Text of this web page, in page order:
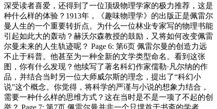
深受读者喜爱，还得到了一位顶级物理学家的极力推荐，这是
种什么样的体验？1913年，《趣味物理学》的出版正是佩雷尔
曼人生的一个重要转折点。为什么一位林业专家写的物理书能
引起如此大的轰动？赫沃尔森教授的鼓励，又将如何改变佩雷
尔曼未来的人生轨迹呢？ Page 6: 第6页 佩雷尔曼的创造力远
不止于科普。他甚至为一种全新的文学类型命名。看到这张
图，你有什么发现？他续写了著名科幻作家儒勒·凡尔纳的作
品，并结合当时另一位大师威尔斯的理念，提出了“科幻小
说”这个概念。你觉得，将科学的严谨与小说的想象力结合，
需要一种什么样的思维方式？这在当时是不是一项了不起的创
举？ Page 7: 第7页 佩雷尔曼并非一个只埋首于书斋的学者。